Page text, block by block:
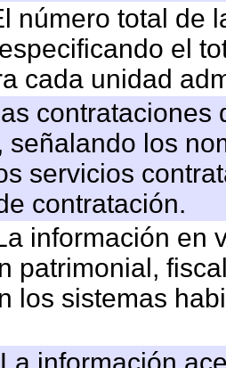
número total de
el
cada unidad
señalando los
servicios
contratación.
información en
patrimonial,
los sistemas